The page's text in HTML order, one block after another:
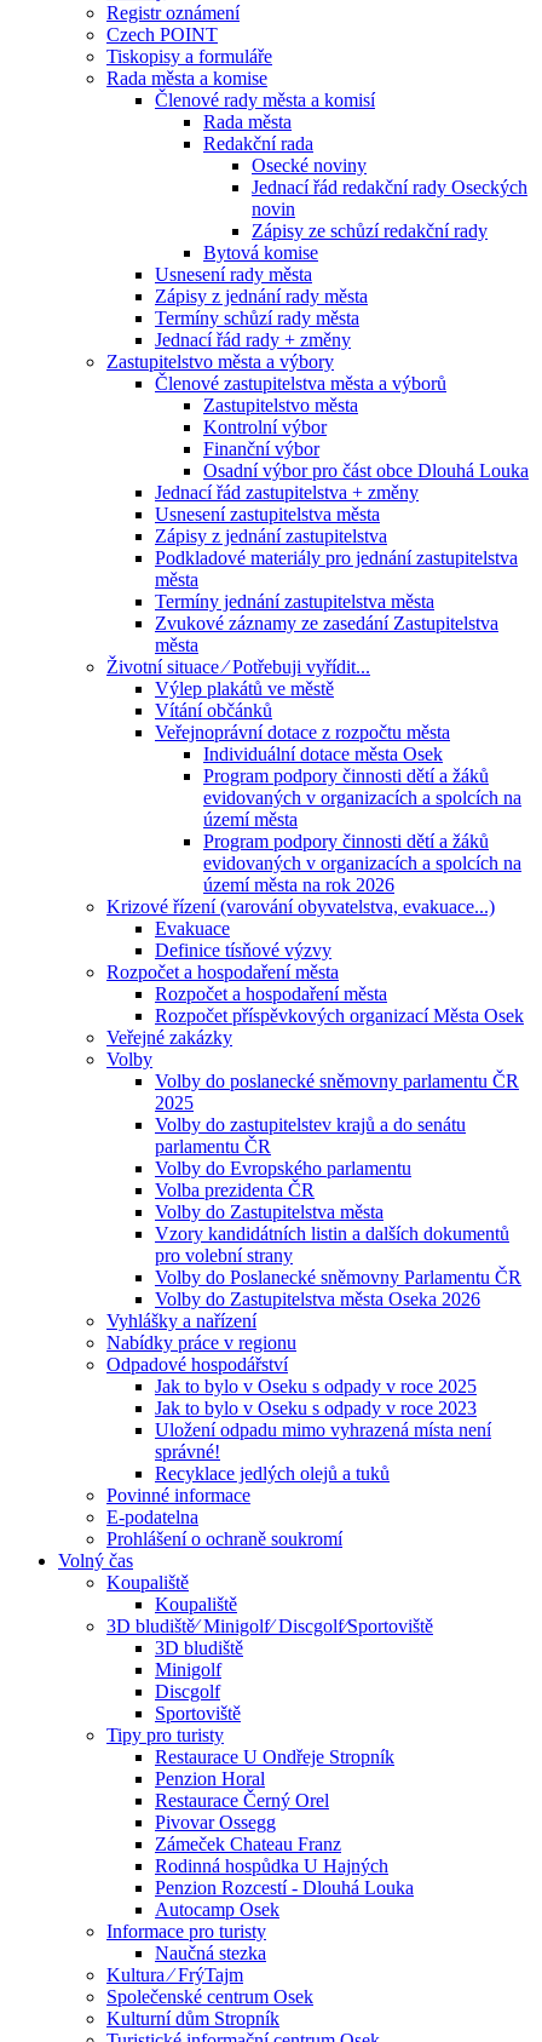
Registr oznámení
Czech POINT
Tiskopisy a formuláře
Rada města a komise
Členové rady města a komisí
Rada města
Redakční rada
Osecké noviny
Jednací řád redakční rady Oseckých
novin
Zápisy ze schůzí redakční rady
Bytová komise
Usnesení rady města
Zápisy z jednání rady města
Termíny schůzí rady města
Jednací řád rady + změny
Zastupitelstvo města a výbory
Členové zastupitelstva města a výborů
Zastupitelstvo města
Kontrolní výbor
Finanční výbor
Osadní výbor pro část obce Dlouhá Louka
Jednací řád zastupitelstva + změny
Usnesení zastupitelstva města
Zápisy z jednání zastupitelstva
Podkladové materiály pro jednání zastupitelstva
města
Termíny jednání zastupitelstva města
Zvukové záznamy ze zasedání Zastupitelstva
města
Životní situace ⁄ Potřebuji vyřídit...
Výlep plakátů ve městě
Vítání občánků
Veřejnoprávní dotace z rozpočtu města
Individuální dotace města Osek
Program podpory činnosti dětí a žáků
evidovaných v organizacích a spolcích na
území města
Program podpory činnosti dětí a žáků
evidovaných v organizacích a spolcích na
území města na rok 2026
Krizové řízení (varování obyvatelstva, evakuace...)
Evakuace
Definice tísňové výzvy
Rozpočet a hospodaření města
Rozpočet a hospodaření města
Rozpočet příspěvkových organizací Města Osek
Veřejné zakázky
Volby
Volby do poslanecké sněmovny parlamentu ČR
2025
Volby do zastupitelstev krajů a do senátu
parlamentu ČR
Volby do Evropského parlamentu
Volba prezidenta ČR
Volby do Zastupitelstva města
Vzory kandidátních listin a dalších dokumentů
pro volební strany
Volby do Poslanecké sněmovny Parlamentu ČR
Volby do Zastupitelstva města Oseka 2026
Vyhlášky a nařízení
Nabídky práce v regionu
Odpadové hospodářství
Jak to bylo v Oseku s odpady v roce 2025
Jak to bylo v Oseku s odpady v roce 2023
Uložení odpadu mimo vyhrazená místa není
správné!
Recyklace jedlých olejů a tuků
Povinné informace
E-podatelna
Prohlášení o ochraně soukromí
Volný čas
Koupaliště
Koupaliště
3D bludiště⁄ Minigolf⁄ Discgolf⁄Sportoviště
3D bludiště
Minigolf
Discgolf
Sportoviště
Tipy pro turisty
Restaurace U Ondřeje Stropník
Penzion Horal
Restaurace Černý Orel
Pivovar Ossegg
Zámeček Chateau Franz
Rodinná hospůdka U Hajných
Penzion Rozcestí - Dlouhá Louka
Autocamp Osek
Informace pro turisty
Naučná stezka
Kultura ⁄ FrýTajm
Společenské centrum Osek
Kulturní dům Stropník